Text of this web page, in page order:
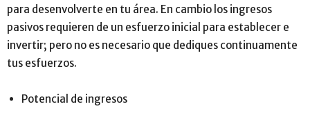
para desenvolverte en tu área. En cambio los ingresos
pasivos requieren de un esfuerzo inicial para establecer e
invertir; pero no es necesario que dediques continuamente
tus esfuerzos.
Potencial de ingresos